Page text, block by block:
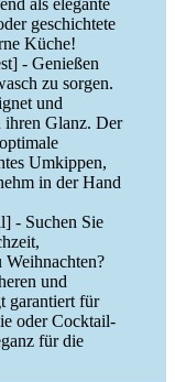
als elegante
geschichtete
Küche!
- Genießen
zu sorgen.
und
ihren Glanz. Der
Umkippen,
in der Hand
- Suchen Sie
und
garantiert für
oder Cocktail-
für die